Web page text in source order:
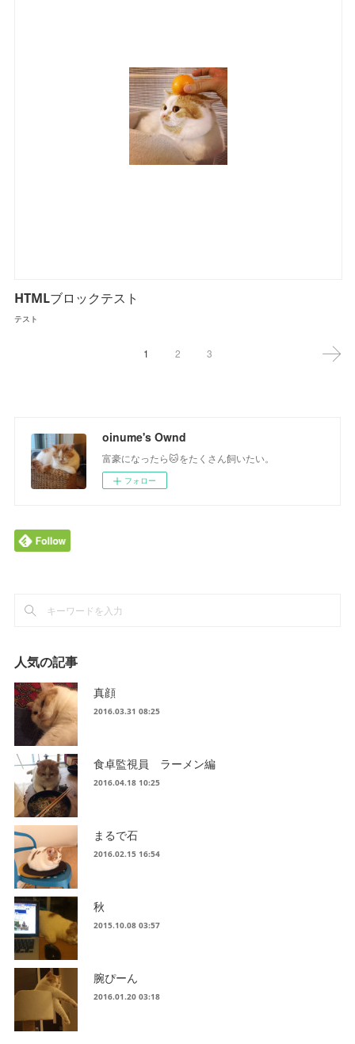
HTMLブロックテスト
テスト
1 2 3
oinume's Ownd
富豪になったら🐱をたくさん飼いたい。
フォロー
人気の記事
真顔
2016.03.31 08:25
食卓監視員 ラーメン編
2016.04.18 10:25
まるで石
2016.02.15 16:54
秋
2015.10.08 03:57
腕ぴーん
2016.01.20 03:18